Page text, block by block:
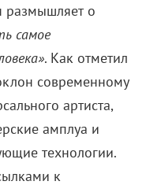
размышляет о
самое
. Как отметил
современному
артиста,
амплуа и
технологии.
к